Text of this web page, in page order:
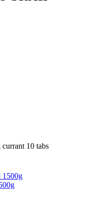
10 tabs